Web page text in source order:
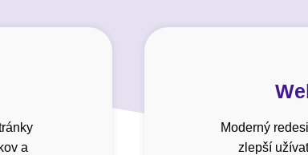
a
Moderný
zlepší